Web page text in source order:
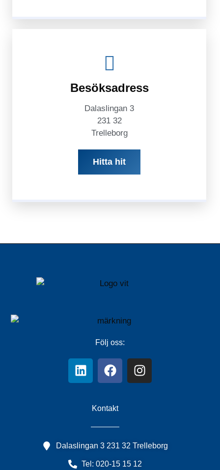
Besöksadress
Dalaslingan 3
231 32
Trelleborg
Hitta hit
Följ oss:
Kontakt
Dalaslingan 3 231 32 Trelleborg
Tel: 020-15 15 12